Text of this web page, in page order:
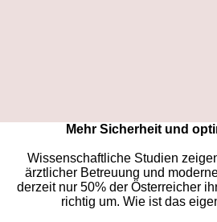
Mehr Sicherheit und
Wissenschaftliche Studien
ärztlicher Betreuung und
derzeit nur 50% der Österreicher
richtig um. Wie ist das